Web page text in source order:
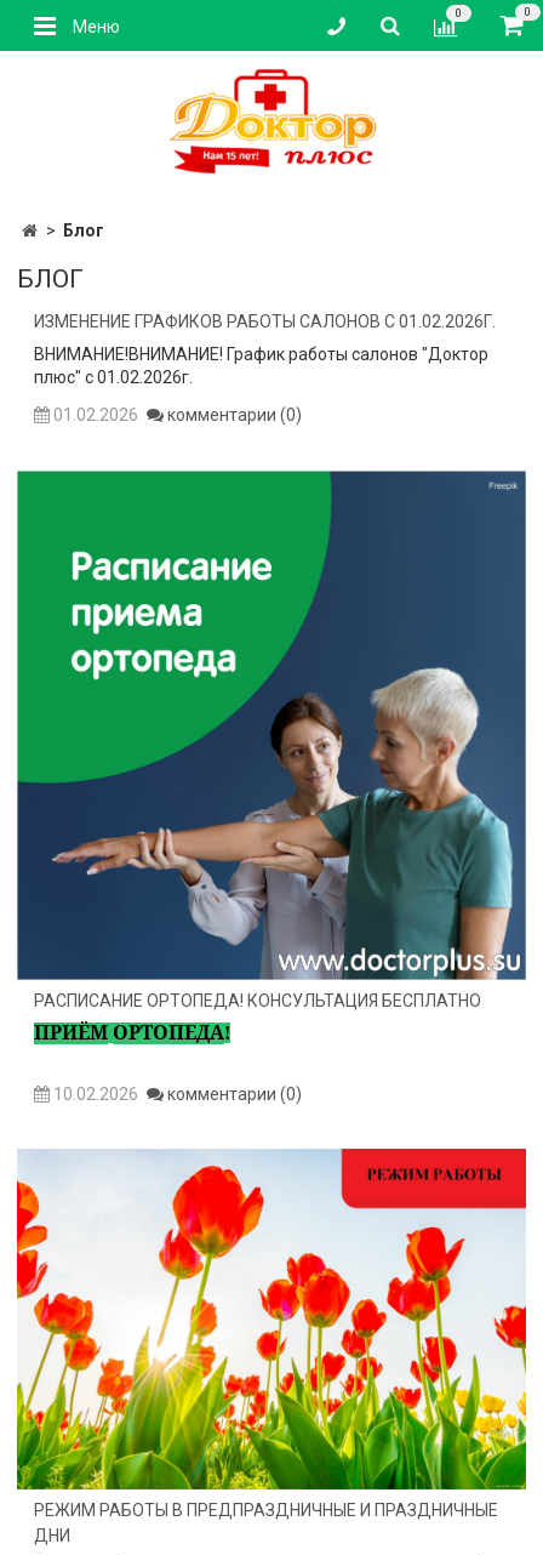
Меню
0 0
Блог
БЛОГ
ИЗМЕНЕНИЕ ГРАФИКОВ РАБОТЫ САЛОНОВ С 01.02.2026Г.
ВНИМАНИЕ!ВНИМАНИЕ! График работы салонов "Доктор
плюс" с 01.02.2026г.
01.02.2026
комментарии (0)
РАСПИСАНИЕ ОРТОПЕДА! КОНСУЛЬТАЦИЯ БЕСПЛАТНО
ПРИЁМ ОРТОПЕДА!
10.02.2026 комментарии (0)
РЕЖИМ РАБОТЫ В ПРЕДПРАЗДНИЧНЫЕ И ПРАЗДНИЧНЫЕ
ДНИ